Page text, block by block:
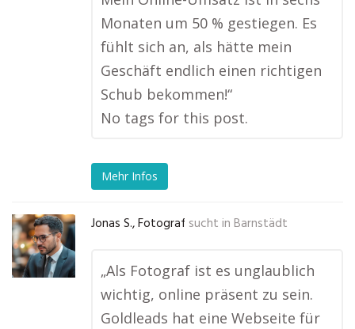
Monaten um 50 % gestiegen. Es
fühlt sich an, als hätte mein
Geschäft endlich einen richtigen
Schub bekommen!“
No tags for this post.
Mehr Infos
Jonas S., Fotograf sucht in Barnstädt
„Als Fotograf ist es unglaublich
wichtig, online präsent zu sein.
Goldleads hat eine Webseite für